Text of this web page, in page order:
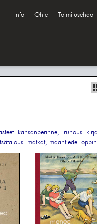
Info Ohje Toimitusehdot
kansanperinne, -runous
matkat, maantiede